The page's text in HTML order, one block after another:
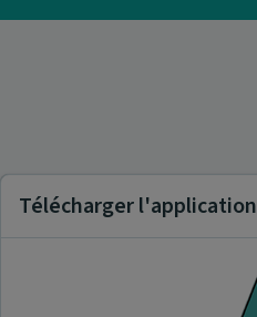
Télécharger l'application